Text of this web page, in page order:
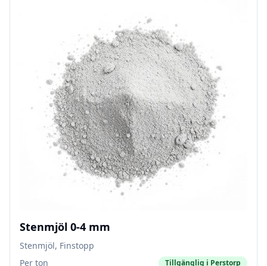
Stenmjöl 0-4 mm
Stenmjöl, Finstopp
Per ton
Tillgänglig i Perstorp